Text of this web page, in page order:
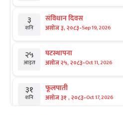
३
शनि
संविधान दिवस
असोज ३, २०८३-Sep 19, 2026
२५
आइत
घटस्थापना
असोज २५, २०८३-Oct 11, 2026
३१
शनि
फूलपाती
असोज ३१ , २०८३-Oct 17, 2026